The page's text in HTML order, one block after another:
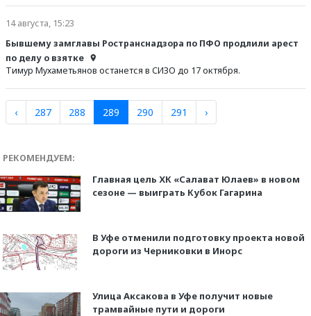
14 августа, 15:23
Бывшему замглавы Ространснадзора по ПФО продлили арест
по делу о взятке
Тимур Мухаметьянов останется в СИЗО до 17 октября.
‹ 287 288 289 290 291 ›
РЕКОМЕНДУЕМ:
Главная цель ХК «Салават Юлаев» в новом
сезоне — выиграть Кубок Гагарина
В Уфе отменили подготовку проекта новой
дороги из Черниковки в Инорс
Улица Аксакова в Уфе получит новые
трамвайные пути и дороги